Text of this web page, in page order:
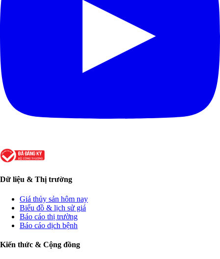
Dữ liệu & Thị trường
Giá thủy sản hôm nay
Biểu đồ & lịch sử giá
Báo cáo thị trường
Báo cáo dịch bệnh
Kiến thức & Cộng đồng